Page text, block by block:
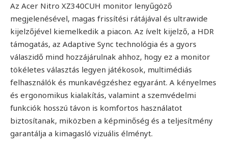
Az Acer Nitro XZ340CUH monitor lenyűgöző
megjelenésével, magas frissítési rátájával és ultrawide
kijelzőjével kiemelkedik a piacon. Az ívelt kijelző, a HDR
támogatás, az Adaptive Sync technológia és a gyors
válaszidő mind hozzájárulnak ahhoz, hogy ez a monitor
tökéletes választás legyen játékosok, multimédiás
felhasználók és munkavégzéshez egyaránt. A kényelmes
és ergonomikus kialakítás, valamint a szemvédelmi
funkciók hosszú távon is komfortos használatot
biztosítanak, miközben a képminőség és a teljesítmény
garantálja a kimagasló vizuális élményt.